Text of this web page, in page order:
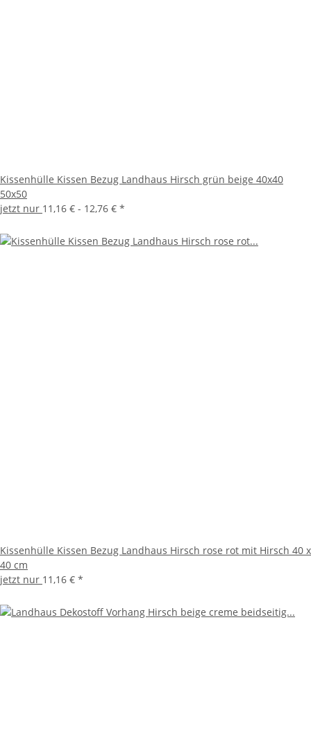
Kissenhülle Kissen Bezug Landhaus Hirsch grün beige 40x40
50x50
jetzt nur 11,16 € - 12,76 € *
Kissenhülle Kissen Bezug Landhaus Hirsch rose rot mit Hirsch 40 x
40 cm
jetzt nur 11,16 € *